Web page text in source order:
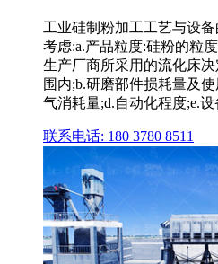
工业硅制粉加工工艺与设
考虑:a.产品粒度:硅粉的粒
生产厂商所采用的流化床
围内;b.研磨部件损耗量及
气消耗量;d.自动化程度;e.设
联系电话: 180 3780 8511